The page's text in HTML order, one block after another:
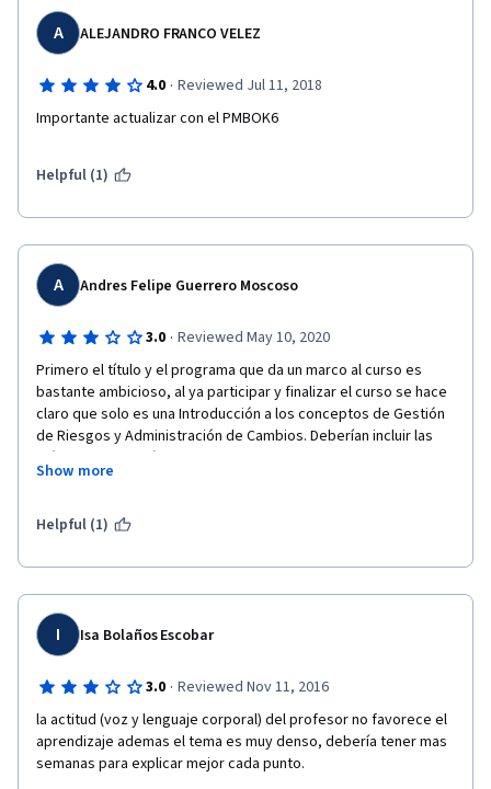
A ALEJANDRO FRANCO VELEZ
4.0 · Reviewed Jul 11, 2018
Importante actualizar con el PMBOK6
Helpful (1)
A Andres Felipe Guerrero Moscoso
3.0 · Reviewed May 10, 2020
Primero el título y el programa que da un marco al curso es
bastante ambicioso, al ya participar y finalizar el curso se hace
claro que solo es una Introducción a los conceptos de Gestión
de Riesgos y Administración de Cambios. Deberían incluir las
más ejercicios prácticos que permitan evidenciar y
posteriormente afianzar los temas tratados, esto para hacer el
preguntas muy subjetivas y planas, que el único desafío que
Show more
Helpful (1)
I Isa Bolaños Escobar
3.0 · Reviewed Nov 11, 2016
la actitud (voz y lenguaje corporal) del profesor no favorece el
aprendizaje ademas el tema es muy denso, debería tener mas
semanas para explicar mejor cada punto.